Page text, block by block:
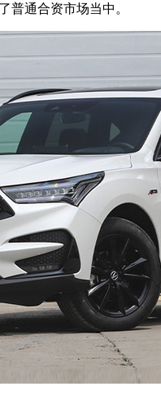
普通合资市场当中。